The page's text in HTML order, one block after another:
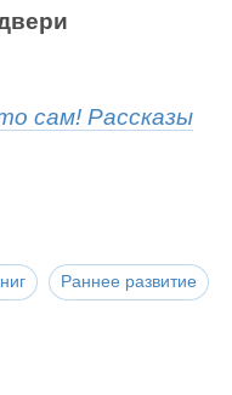
сам! Рассказы
Раннее развитие